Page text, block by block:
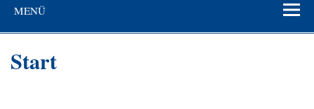
MENÜ
Start